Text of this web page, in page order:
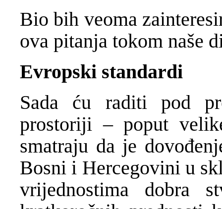
Bio bih veoma
ova pitanja tokom naše
Evropski standardi
Sada ću raditi pod
prostoriji – poput
smatraju da je
Bosni i Hercegovini u
vrijednostima